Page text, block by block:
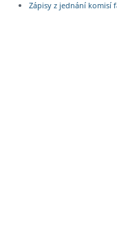
Zápisy z jednání komisí